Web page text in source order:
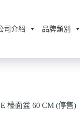
司介紹 品牌類別
檯面盆 60 CM (停售)